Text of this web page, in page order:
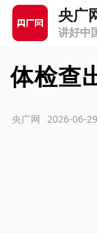
央广
讲好中
体检查
2026-06-
央广网